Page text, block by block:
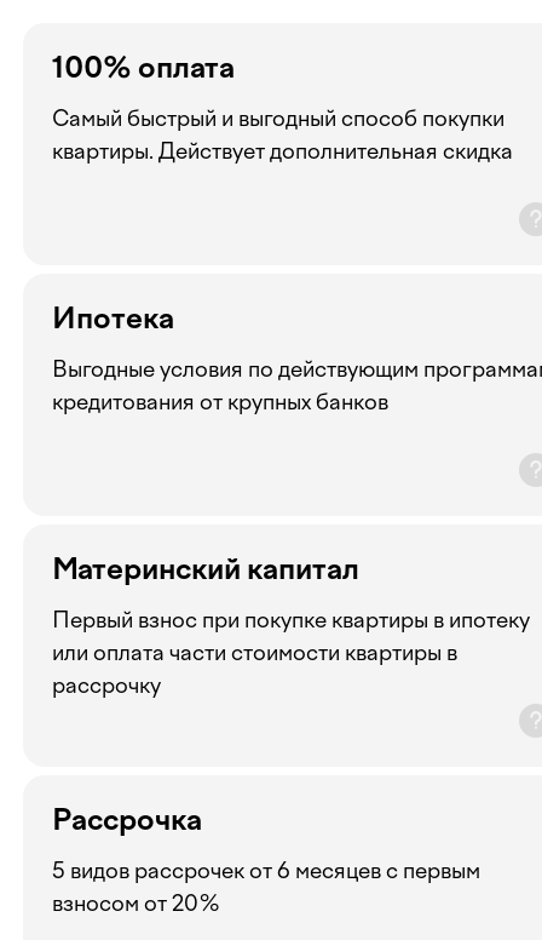
100% оплата
Самый быстрый и выгодный способ покупки
квартиры. Действует дополнительная скидка
Ипотека
Выгодные условия по действующим
кредитования от крупных банков
Материнский капитал
Первый взнос при покупке квартиры в ипотеку
или оплата части стоимости квартиры в
рассрочку
Рассрочка
5 видов рассрочек от 6 месяцев с первым
взносом от 20%